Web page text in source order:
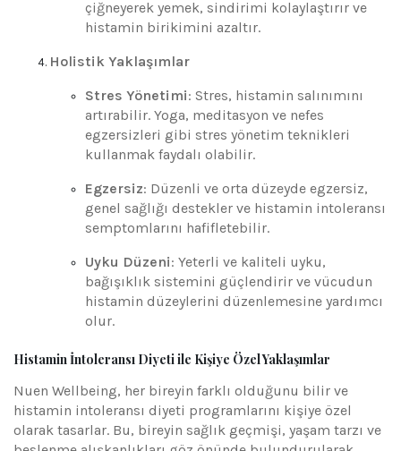
çiğneyerek yemek, sindirimi kolaylaştırır ve
histamin birikimini azaltır.
Holistik Yaklaşımlar
Stres Yönetimi: Stres, histamin salınımını
artırabilir. Yoga, meditasyon ve nefes
egzersizleri gibi stres yönetim teknikleri
kullanmak faydalı olabilir.
Egzersiz: Düzenli ve orta düzeyde egzersiz,
genel sağlığı destekler ve histamin intoleransı
semptomlarını hafifletebilir.
Uyku Düzeni: Yeterli ve kaliteli uyku,
bağışıklık sistemini güçlendirir ve vücudun
histamin düzeylerini düzenlemesine yardımcı
olur.
Histamin İntoleransı Diyeti ile Kişiye Özel Yaklaşımlar
Nuen Wellbeing, her bireyin farklı olduğunu bilir ve
histamin intoleransı diyeti programlarını kişiye özel
olarak tasarlar. Bu, bireyin sağlık geçmişi, yaşam tarzı ve